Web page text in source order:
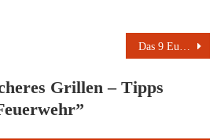
Das 9 Euro Ticket am Bayerischen Untermain mit der FAIRTIQ APP
Grillen – Tipps
”